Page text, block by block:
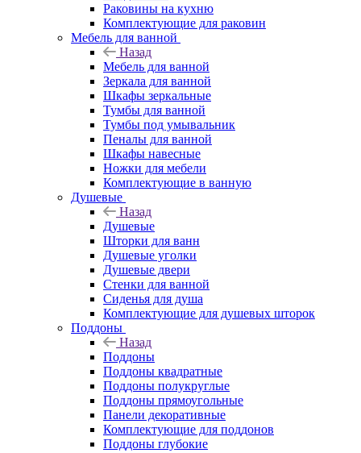
Раковины на кухню
Комплектующие для раковин
Мебель для ванной
Назад
Мебель для ванной
Зеркала для ванной
Шкафы зеркальные
Тумбы для ванной
Тумбы под умывальник
Пеналы для ванной
Шкафы навесные
Ножки для мебели
Комплектующие в ванную
Душевые
Назад
Душевые
Шторки для ванн
Душевые уголки
Душевые двери
Стенки для ванной
Сиденья для душа
Комплектующие для душевых шторок
Поддоны
Назад
Поддоны
Поддоны квадратные
Поддоны полукруглые
Поддоны прямоугольные
Панели декоративные
Комплектующие для поддонов
Поддоны глубокие